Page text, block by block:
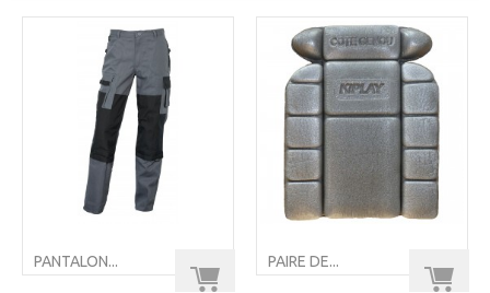
PANTALON... PAIRE DE...